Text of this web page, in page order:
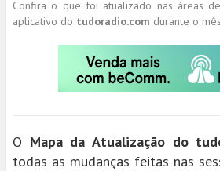
Confira o que foi atualizado nas áreas
aplicativo do tudoradio.com durante o
O Mapa da Atualização do
todas as mudanças feitas nas